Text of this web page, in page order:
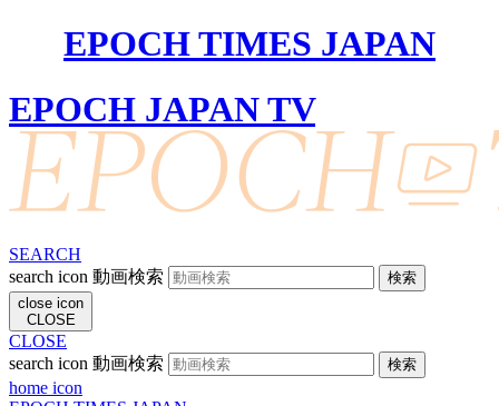
EPOCH TIMES JAPAN
EPOCH JAPAN TV
SEARCH
search icon 動画検索
close icon
CLOSE
CLOSE
search icon 動画検索
home icon